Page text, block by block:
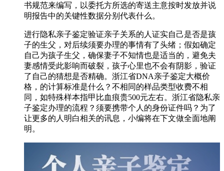
书规范来编写，以委托方所选的寄送主意按时发放并说
明报告中的关键性数据分别代表什么。
进行隐私亲子鉴定验证亲子关系的人证实自己是否是孩
子的生父，对后续须要办理的事情有了头绪；假如确定
自己为孩子生父，确保妻子不知情也是适当的，避免夫
妻感情受此影响而破裂，孩子心里也不会有阴影，验证
了自己的猜想是否精确。浙江省DNA亲子鉴定大概价
格，的计算标准是什么？不相同的样品类型收费不相
同，如特殊样本指甲比血痕贵500元左右。浙江省隐私亲
子鉴定办理的流程？须要携带个人的身份证件吗？为了
让更多的人明白相关的讯息，小编将在下文做全面地阐
明。